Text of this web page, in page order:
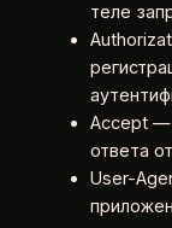
теле
Accept —
ответа
User-